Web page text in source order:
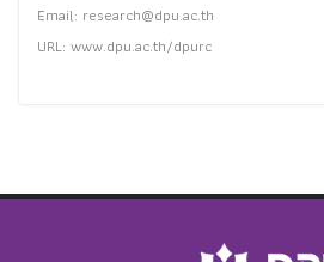
Email: research@dpu.ac.th
URL: www.dpu.ac.th/dpurc